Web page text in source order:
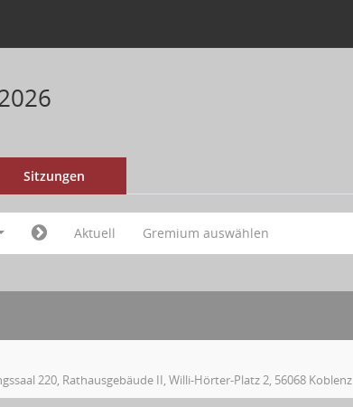
Sitzungen
Aktuell Gremium auswählen
220, Rathausgebäude II, Willi-Hörter-Platz 2, 56068 Koblenz